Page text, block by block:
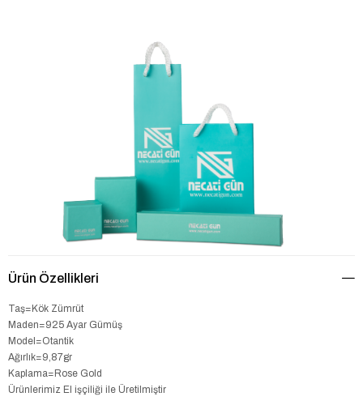
Ürün Özellikleri
Taş=Kök Zümrüt
Maden=925 Ayar Gümüş
Model=Otantik
Ağırlık=9,87gr
Kaplama=Rose Gold
Ürünlerimiz El işçiliği ile Üretilmiştir